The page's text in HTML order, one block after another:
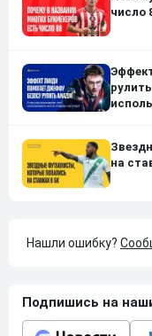
число
на
Нашли ошибку?
Подпишись на